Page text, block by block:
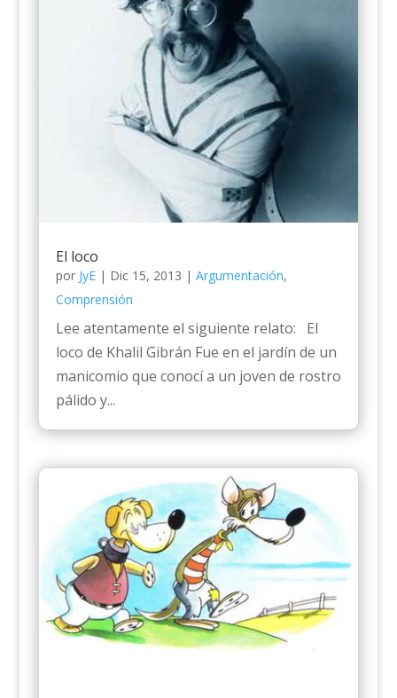
El loco
por JyE| Dic 15, 2013 | Argumentación,
Comprensión
Lee atentamente el siguiente relato: El
loco de Khalil Gibrán Fue en el jardín de un
manicomio que conocí a un joven de rostro
pálido y...